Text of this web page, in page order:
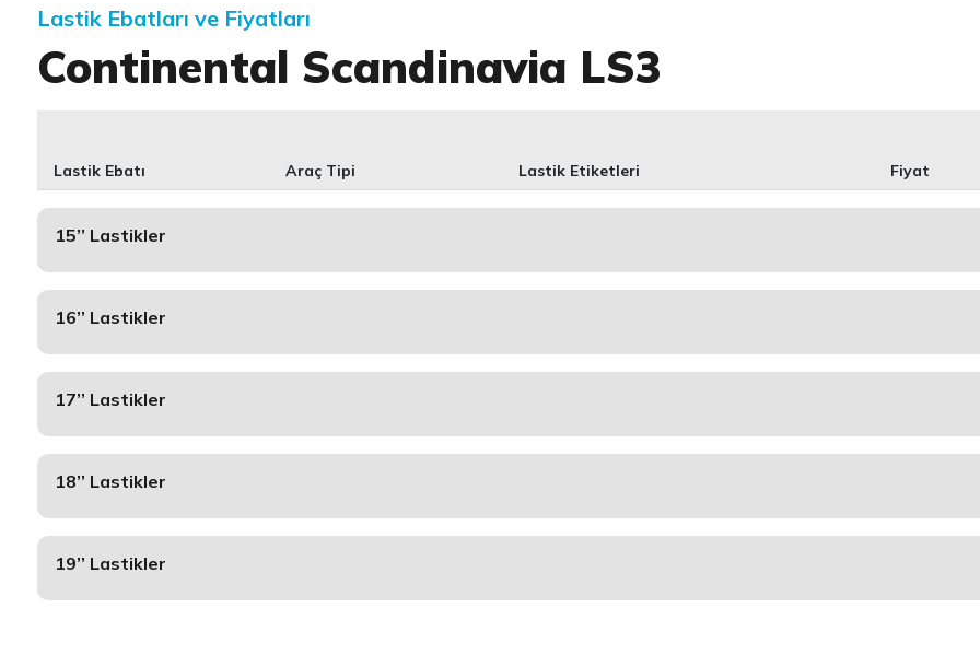
Lastik Ebatları ve Fiyatları
Continental Scandinavia LS3
Lastik Ebatı Araç Tipi Lastik Etiketleri Fiyat
15’’ Lastikler
16’’ Lastikler
17’’ Lastikler
18’’ Lastikler
19’’ Lastikler